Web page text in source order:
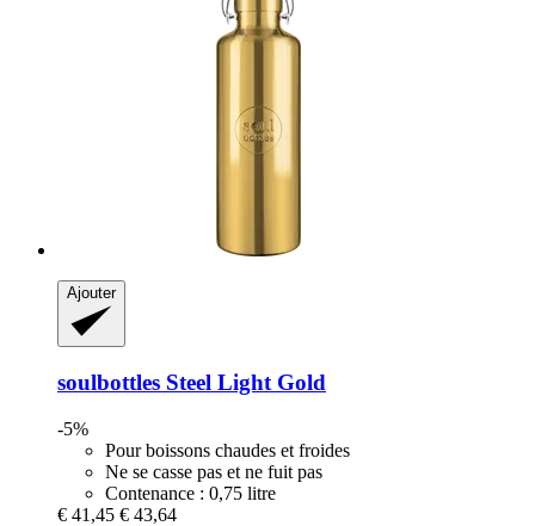
Ajouter
soulbottles Steel Light Gold
-5%
Pour boissons chaudes et froides
Ne se casse pas et ne fuit pas
Contenance : 0,75 litre
€ 41,45 € 43,64